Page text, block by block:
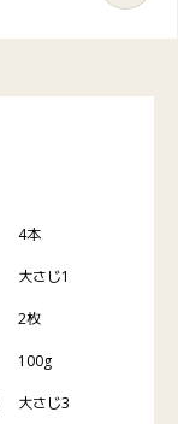
4本
大さじ1
2枚
100g
大さじ3